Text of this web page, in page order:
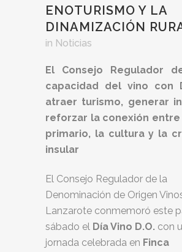
ENOTURISMO Y LA
DINAMIZACIÓN
in Noticias
El Consejo Regulador
capacidad del vino con
atraer turismo, generar
reforzar la conexión
primario, la cultura y la
insular
El Consejo Regulador de la
Denominación de Origen
Lanzarote conmemoró este
sábado el Día Vino D.O. con
jornada celebrada en Finca